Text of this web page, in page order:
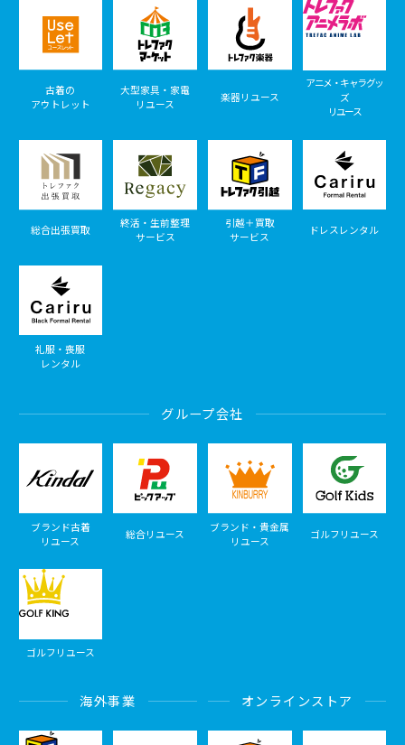
古着の
アウトレット
大型家具・家電
リユース
楽器リユース
アニメ・キャラグッ
ズ
リユース
総合出張買取
終活・生前整理
サービス
引越＋買取
サービス
ドレスレンタル
礼服・喪服
レンタル
グループ会社
ブランド古着
リユース
総合リユース
ブランド・貴金属
リユース
ゴルフリユース
ゴルフリユース
海外事業 オンラインストア